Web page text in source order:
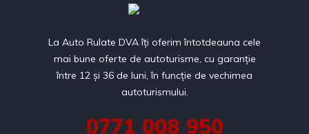
La Auto Rulate DVA îți oferim întotdeauna cele
mai bune oferte de autoturisme, cu garanție
între 12 și 36 de luni, în funcție de vechimea
autoturismului.
0771 008 950